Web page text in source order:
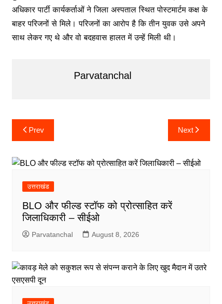
अधिकार पार्टी कार्यकर्ताओं ने जिला अस्पताल स्थित पोस्टमार्टम कक्ष के
बाहर परिजनों से मिले। परिजनों का आरोप है कि तीन युवक उसे अपने
साथ लेकर गए थे और वो बदहवास हालत में उन्हें मिली थी।
Parvatanchal
Post
navigation
Prev Next
उत्तराखंड
BLO और फील्ड स्टॉफ को प्रोत्साहित करें
जिलाधिकारी – सीईओ
Parvatanchal August 8, 2026